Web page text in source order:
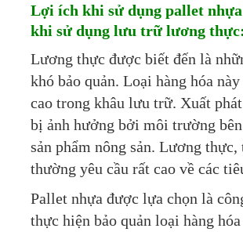
Lợi ích khi sử dụng pallet
khi sử dụng lưu trữ lương thực:
Lương thực được biết đến là
khó bảo quản. Loại hàng hóa
cao trong khâu lưu trữ. Xuất
bị ảnh hưởng bởi môi trường
sản phẩm nông sản. Lương thực,
thường yêu cầu rất cao về các
Pallet nhựa được lựa chọn là
thực hiện bảo quản loại hàng